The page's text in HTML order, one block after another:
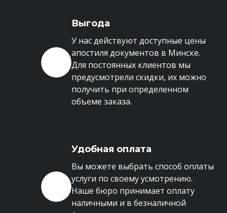
Выгода
У нас действуют доступные цены
апостиля документов в Минске.
Для постоянных клиентов мы
предусмотрели скидки, их можно
получить при определенном
объеме заказа.
Удобная оплата
Вы можете выбрать способ оплаты
услуги по своему усмотрению.
Наше бюро принимает оплату
наличными и в безналичной